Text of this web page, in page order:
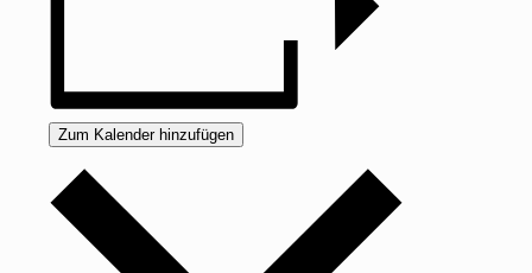
Zum Kalender hinzufügen